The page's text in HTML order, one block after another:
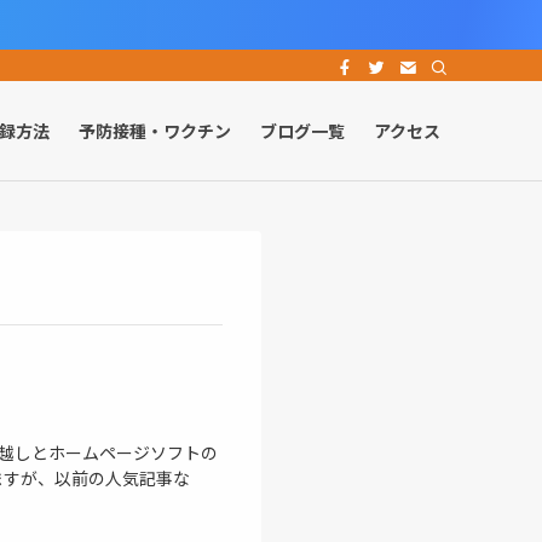
方法 予防接種・ワクチン ブログ一覧 アクセス
しとホームページソフトの
が、以前の人気記事な